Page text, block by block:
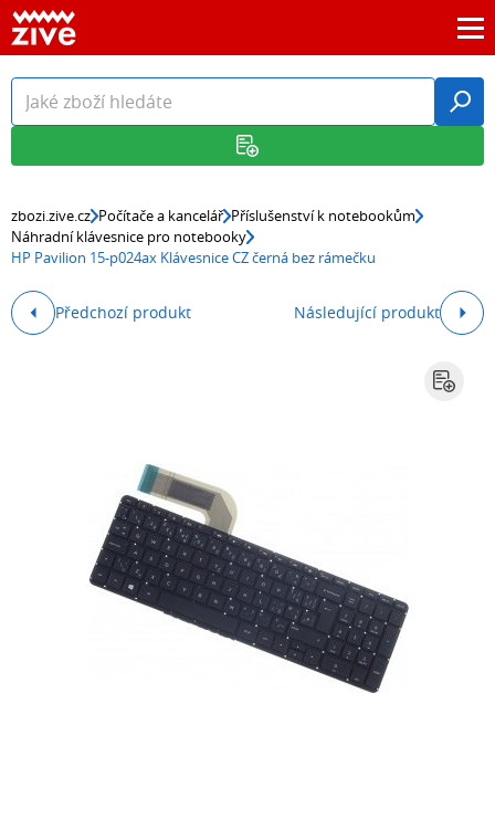
zbozi.zive.cz Počítače a kancelář Příslušenství k notebookům
Náhradní klávesnice pro notebooky
HP Pavilion 15-p024ax Klávesnice CZ černá bez rámečku
Předchozí produkt Následující produkt